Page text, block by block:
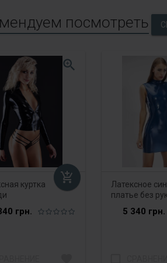
посмотреть
куртка
грн.
add_shopping_cart
zoom_in
Латексное
платье без
молнией сзади
5 340 грн.